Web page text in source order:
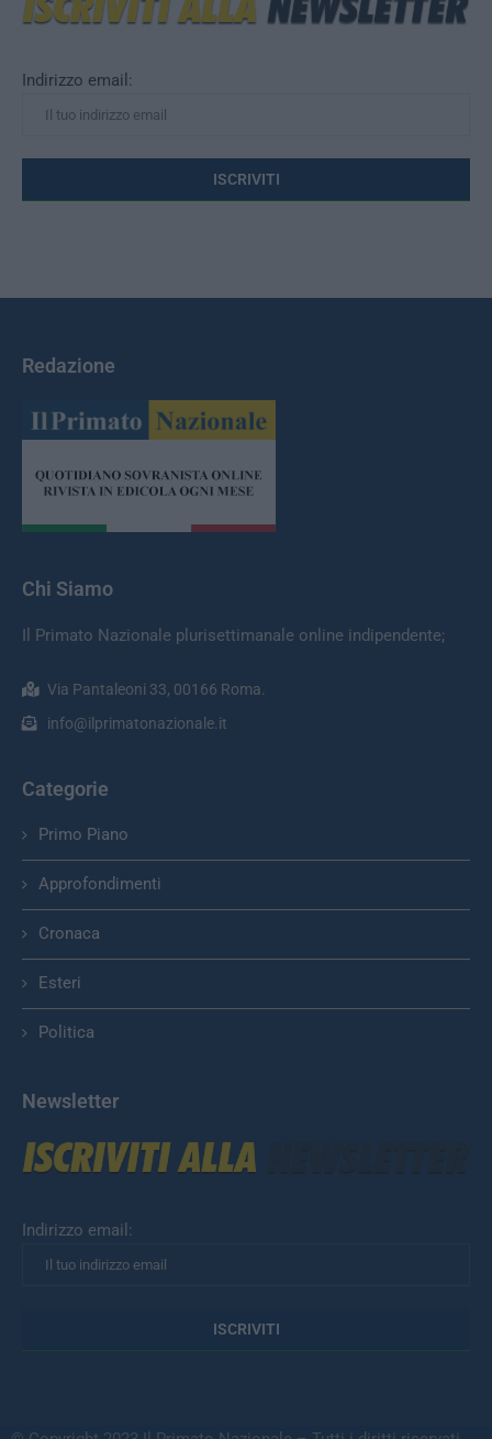
Indirizzo email:
Redazione
Chi Siamo
Il Primato Nazionale plurisettimanale online indipendente;
Via Pantaleoni 33, 00166 Roma.
info@ilprimatonazionale.it
Categorie
Primo Piano
Approfondimenti
Cronaca
Esteri
Politica
Newsletter
Indirizzo email: